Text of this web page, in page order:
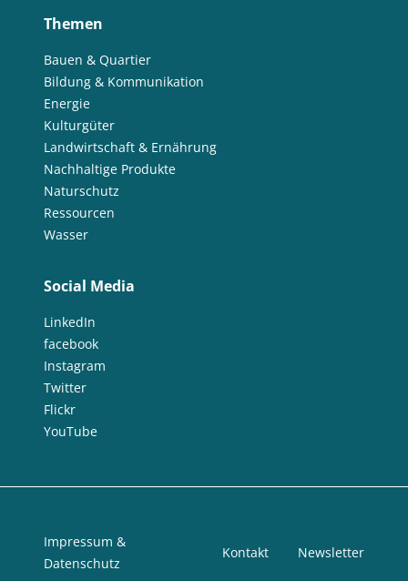
Themen
Bauen & Quartier
Bildung & Kommunikation
Energie
Kulturgüter
Landwirtschaft & Ernährung
Nachhaltige Produkte
Naturschutz
Ressourcen
Wasser
Social Media
LinkedIn
facebook
Instagram
Twitter
Flickr
YouTube
Impressum &
Datenschutz
Kontakt Newsletter